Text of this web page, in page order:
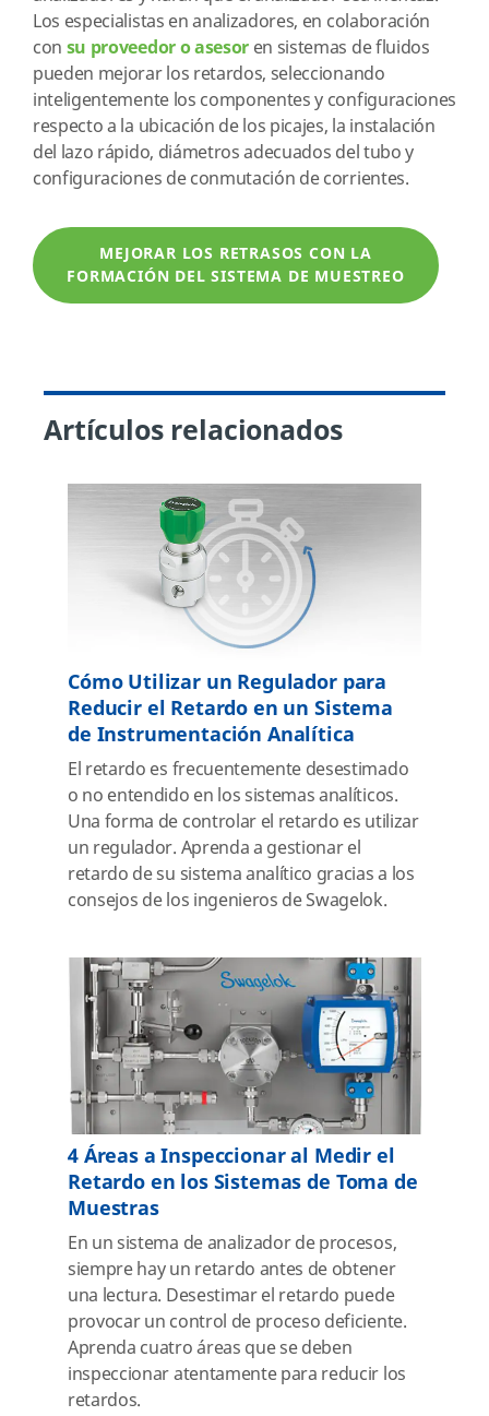
Los especialistas en analizadores, en colaboración
con su proveedor o asesor en sistemas de fluidos
pueden mejorar los retardos, seleccionando
inteligentemente los componentes y configuraciones
respecto a la ubicación de los picajes, la instalación
del lazo rápido, diámetros adecuados del tubo y
configuraciones de conmutación de corrientes.
MEJORAR LOS RETRASOS CON LA
FORMACIÓN DEL SISTEMA DE MUESTREO
Artículos relacionados
Cómo Utilizar un Regulador para
Reducir el Retardo en un Sistema
de Instrumentación Analítica
El retardo es frecuentemente desestimado
o no entendido en los sistemas analíticos.
Una forma de controlar el retardo es utilizar
un regulador. Aprenda a gestionar el
retardo de su sistema analítico gracias a los
consejos de los ingenieros de Swagelok.
4 Áreas a Inspeccionar al Medir el
Retardo en los Sistemas de Toma de
Muestras
En un sistema de analizador de procesos,
siempre hay un retardo antes de obtener
una lectura. Desestimar el retardo puede
provocar un control de proceso deficiente.
Aprenda cuatro áreas que se deben
inspeccionar atentamente para reducir los
retardos.